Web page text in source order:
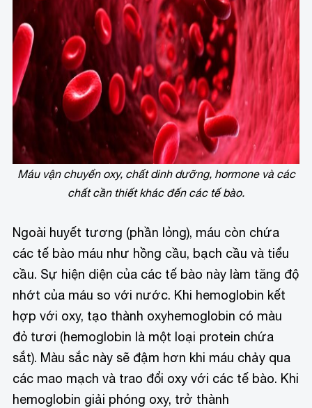
Máu vận chuyển oxy, chất dinh dưỡng, hormone và các
chất cần thiết khác đến các tế bào.
Ngoài huyết tương (phần lỏng), máu còn chứa
các tế bào máu như hồng cầu, bạch cầu và tiểu
cầu. Sự hiện diện của các tế bào này làm tăng độ
nhớt của máu so với nước. Khi hemoglobin kết
hợp với oxy, tạo thành oxyhemoglobin có màu
đỏ tươi (hemoglobin là một loại protein chứa
sắt). Màu sắc này sẽ đậm hơn khi máu chảy qua
các mao mạch và trao đổi oxy với các tế bào. Khi
hemoglobin giải phóng oxy, trở thành